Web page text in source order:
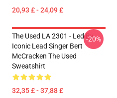
20,93 £ - 24,09 £
The Used LA 2301 - Led By
Iconic Lead Singer Bert
McCracken The Used
Sweatshirt
32,35 £ - 37,88 £
-20%